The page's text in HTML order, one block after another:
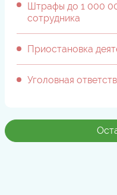
Штрафы до 1 000
сотрудника
Приостановка
Уголовная